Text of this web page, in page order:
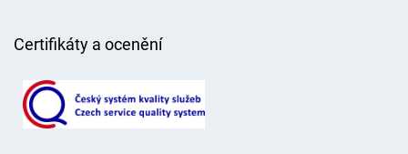
Certifikáty a ocenění